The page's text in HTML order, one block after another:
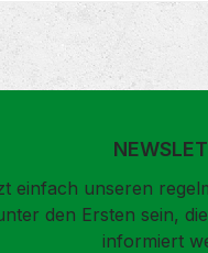
einfach unseren
den Ersten sein,
informiert